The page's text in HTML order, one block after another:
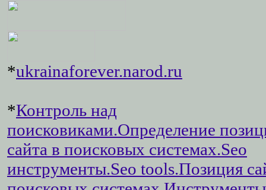
*ukrainaforever.narod.ru
*Контроль над
поисковиками.Определение
сайта в поисковых системах.Seo
инструменты.Seo tools.Позиция